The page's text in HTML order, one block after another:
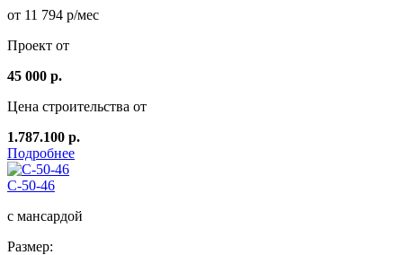
от 11 794 р/мес
Проект от
45 000 р.
Цена строительства от
1.787.100 р.
Подробнее
C-50-46
с мансардой
Размер: